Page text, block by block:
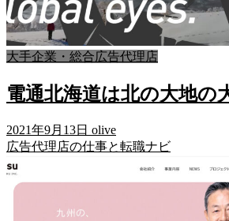
大手企業・総合広告代理店
電通北海道は北の大地の
2021年9月13日 olive
広告代理店の仕事と転職ナビ